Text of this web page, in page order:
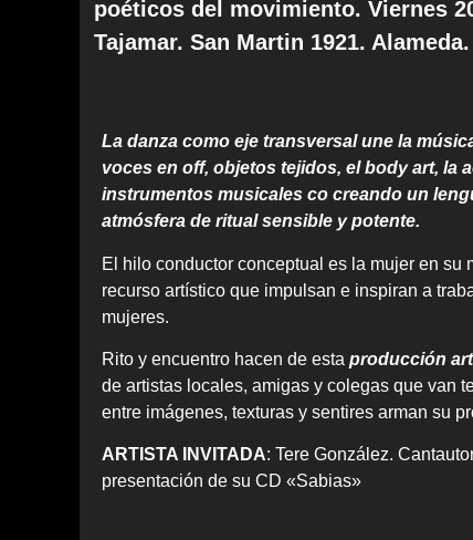
poéticos del movimiento. Viernes
Tajamar. San Martin 1921. Alameda.
La danza como eje transversal une la
voces en off, objetos tejidos, el body art, la
instrumentos musicales co creando un
atmósfera de ritual sensible y potente.
El hilo conductor conceptual es la mujer en
recurso artístico que impulsan e inspiran a
mujeres.
Rito y encuentro hacen de esta producción
de artistas locales, amigas y colegas que van
entre imágenes, texturas y sentires arman su
ARTISTA INVITADA: Tere González.
presentación de su CD «Sabias»